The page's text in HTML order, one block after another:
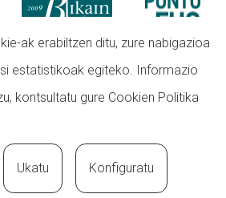
ak erabiltzen ditu, zure nabigazioa
estatistikoak egiteko. Informazio
kontsultatu gure Cookien Politika
Ukatu Konfiguratu